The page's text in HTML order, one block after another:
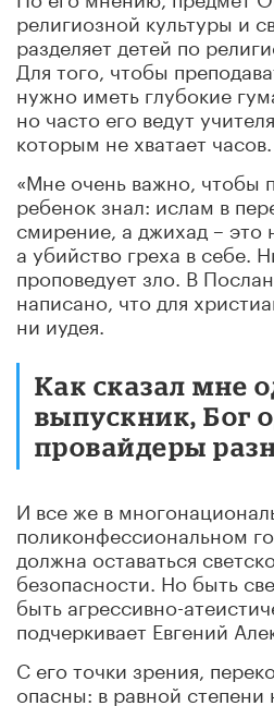
религиозной культуры и
разделяет детей по
Для того, чтобы
нужно иметь глубокие
но часто его ведут
которым не хватает часов.
«Мне очень важно, чтобы
ребенок знал: ислам в
смирение, а джихад – это
а убийство греха в себе.
проповедует зло. В
написано, что для
ни иудея.
Как сказал мне
выпускник, Бог
провайдеры
И все же в
поликонфессиональном
должна оставаться
безопасности. Но быть
быть агрессивно-
подчеркивает Евгений
С его точки зрения,
опасны: в равной